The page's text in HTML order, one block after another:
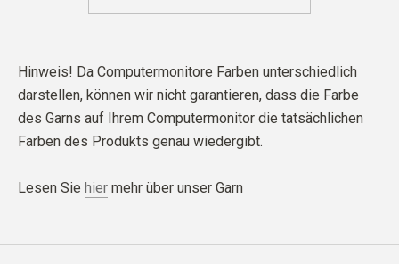
Hinweis! Da Computermonitore Farben unterschiedlich
darstellen, können wir nicht garantieren, dass die Farbe
des Garns auf Ihrem Computermonitor die tatsächlichen
Farben des Produkts genau wiedergibt.
Lesen Sie hier mehr über unser Garn